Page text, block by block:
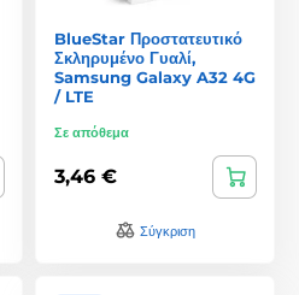
BlueStar Προστατευτικό
Σκληρυμένο Γυαλί,
Samsung Galaxy A32 4G
/ LTE
Σε απόθεμα
3,46 €
Σύγκριση